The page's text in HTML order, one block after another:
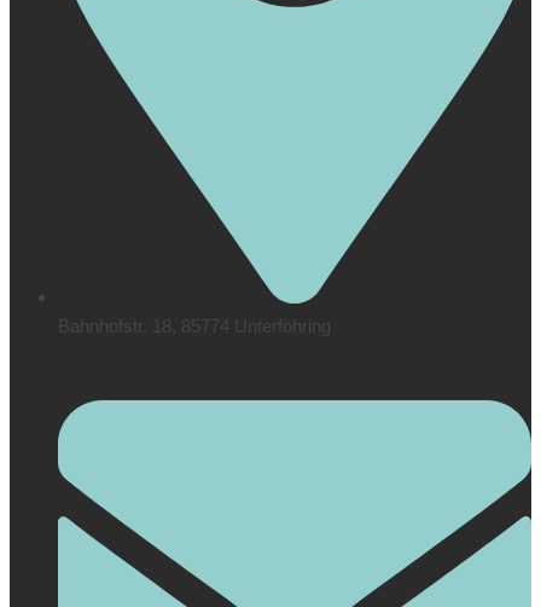
Bahnhofstr. 18, 85774 Unterföhring